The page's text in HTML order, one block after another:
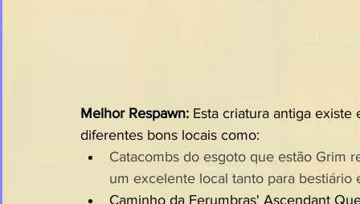
Melhor Respawn: Esta criatura antiga
diferentes bons locais como:
Catacombs do esgoto que estão Grim
um excelente local tanto para bestiário
Caminho da Ferumbras' Ascendant